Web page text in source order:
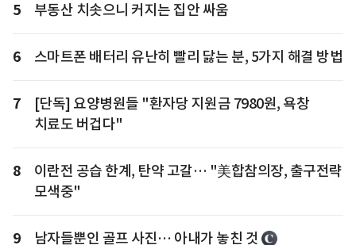
5 부동산 치솟으니 커지는 집안 싸움
6 스마트폰 배터리 유난히 빨리 닳는 분, 5가지 해결 방법
7
[단독] 요양병원들 "환자당 지원금 7980원, 욕창
치료도 버겁다"
8
이란전 공습 한계, 탄약 고갈… "美합참의장, 출구전략
모색중"
9 남자들뿐인 골프 사진… 아내가 놓친 것